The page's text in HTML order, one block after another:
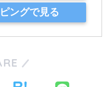
ングで見る